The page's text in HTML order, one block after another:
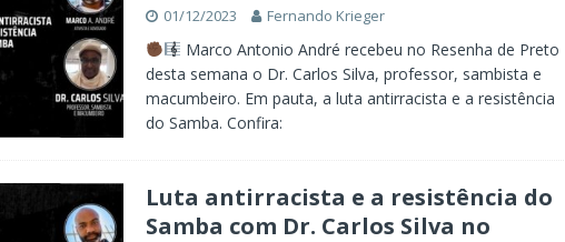
01/12/2023 Fernando Krieger
Marco Antonio André recebeu no Resenha de Preto
desta semana o Dr. Carlos Silva, professor, sambista e
macumbeiro. Em pauta, a luta antirracista e a resistência
do Samba. Confira:
Luta antirracista e a resistência do
Samba com Dr. Carlos Silva no